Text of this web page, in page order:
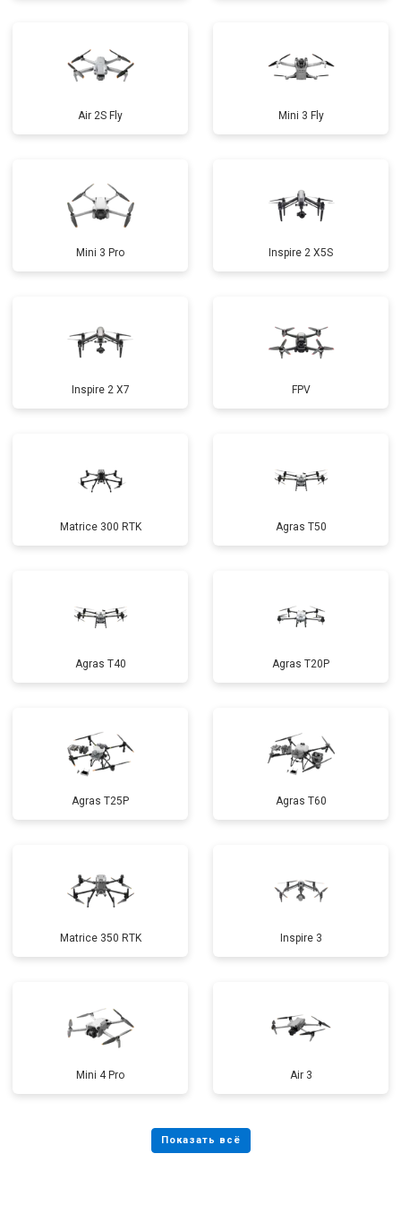
Air 2S Fly Mini 3 Fly
Mini 3 Pro Inspire 2 X5S
Inspire 2 X7 FPV
Matrice 300 RTK Agras T50
Agras T40 Agras T20P
Agras T25P Agras T60
Matrice 350 RTK Inspire 3
Mini 4 Pro Air 3